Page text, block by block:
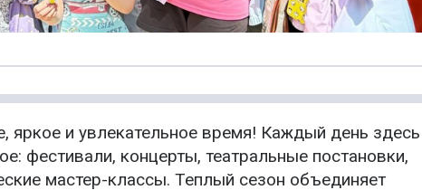
яркое и увлекательное время! Каждый день здесь
фестивали, концерты, театральные постановки,
мастер-классы. Теплый сезон объединяет